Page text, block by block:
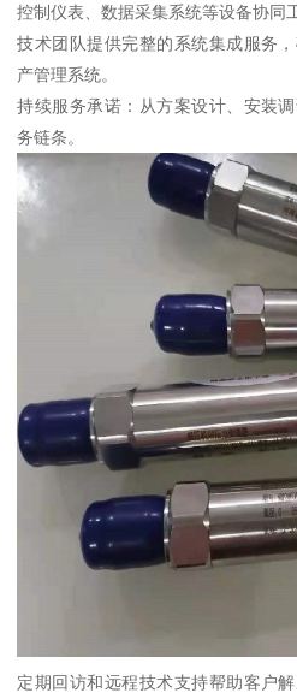
控制仪表、数据采集系统等设备协同
技术团队提供完整的系统集成服务
产管理系统。
持续服务承诺：从方案设计、安装
务链条。
定期回访和远程技术支持帮助客户